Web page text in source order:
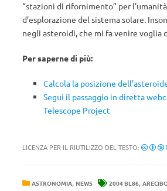
“stazioni di rifornimento” per
d’esplorazione del sistema solare.
negli asteroidi, che mi fa venire voglia
Per saperne di più:
Calcola la posizione
Segui il passaggio in diretta
Telescope Project
LICENZA PER IL RIUTILIZZO DEL TESTO:
ASTRONOMIA, NEWS 2004 BL86,